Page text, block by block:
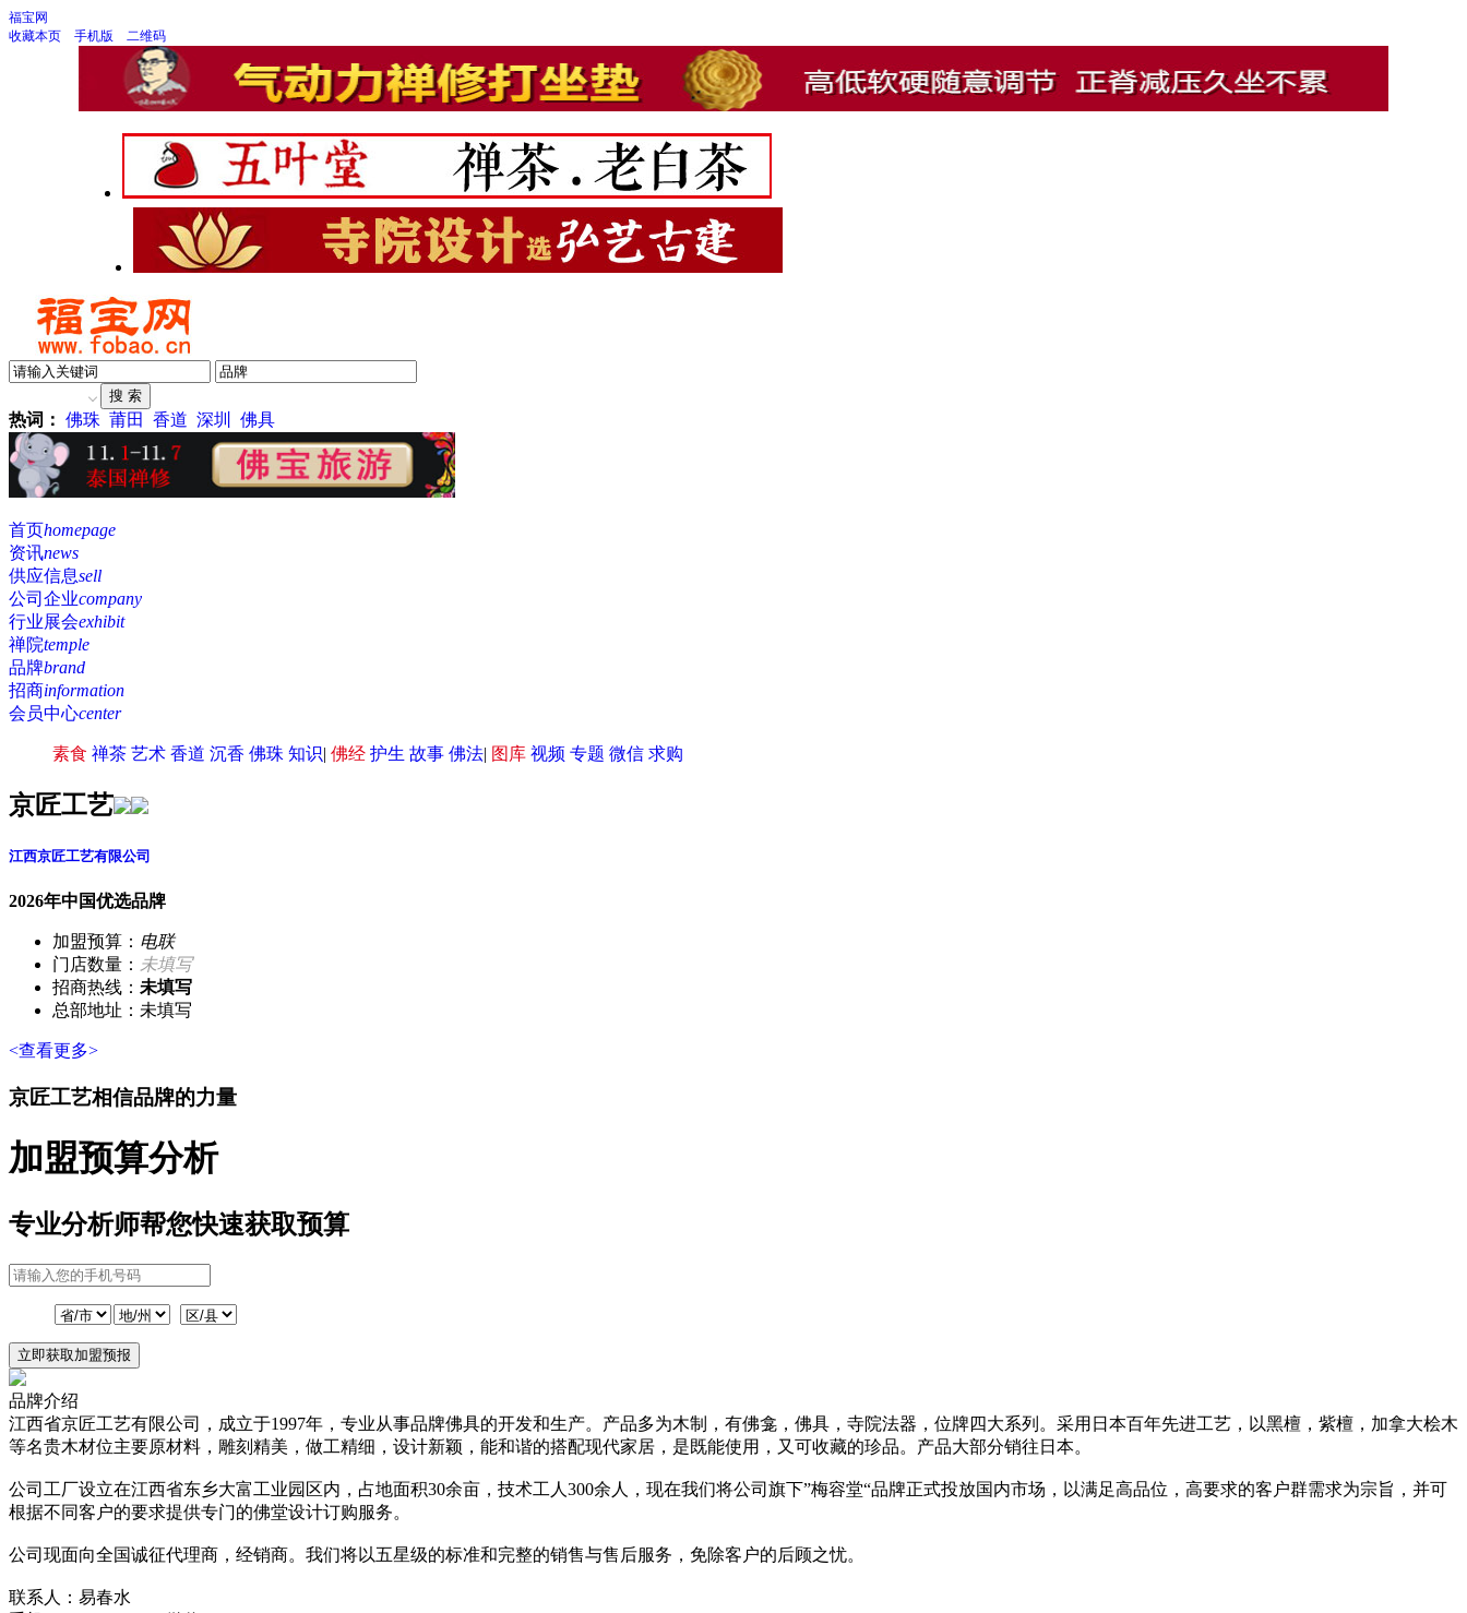
福宝网
收藏本页
手机版 二维码
热词： 佛珠 莆田 香道 深圳 佛具
首页homepage
资讯news
供应信息sell
公司企业company
行业展会exhibit
禅院temple
品牌brand
招商information
会员中心center
素食 禅茶 艺术 香道 沉香 佛珠 知识| 佛经 护生 故事 佛法| 图库 视频 专题 微信 求购
京匠工艺
江西京匠工艺有限公司
2026年中国优选品牌
加盟预算： 电联
门店数量： 未填写
招商热线： 未填写
总部地址：未填写
<查看更多>
京匠工艺相信品牌的力量
加盟预算分析
专业分析师帮您快速获取预算
立即获取加盟预报
品牌介绍
江西省京匠工艺有限公司，成立于1997年，专业从事品牌佛具的开发和生产。产品多为木制，有佛龛，佛具，寺院法器，位牌四大系列。采用日本百年先进工艺，以黑檀，紫檀，加拿大桧木
等名贵木材位主要原材料，雕刻精美，做工精细，设计新颖，能和谐的搭配现代家居，是既能使用，又可收藏的珍品。产品大部分销往日本。
公司工厂设立在江西省东乡大富工业园区内，占地面积30余亩，技术工人300余人，现在我们将公司旗下”梅容堂“品牌正式投放国内市场，以满足高品位，高要求的客户群需求为宗旨，并可
根据不同客户的要求提供专门的佛堂设计订购服务。
公司现面向全国诚征代理商，经销商。我们将以五星级的标准和完整的销售与售后服务，免除客户的后顾之忧。
联系人：易春水